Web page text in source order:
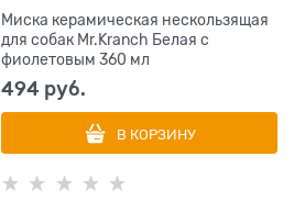
Миска керамическая нескользящая
для собак Mr.Kranch Белая с
фиолетовым 360 мл
494 руб.
В КОРЗИНУ